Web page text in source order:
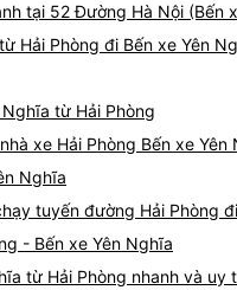
tại 52 Đường Hà Nội (Bến
Hải Phòng đi Bến xe Yên
từ Hải Phòng
xe Hải Phòng Bến xe Yên
Nghĩa
tuyến đường Hải Phòng
- Bến xe Yên Nghĩa
từ Hải Phòng nhanh và uy